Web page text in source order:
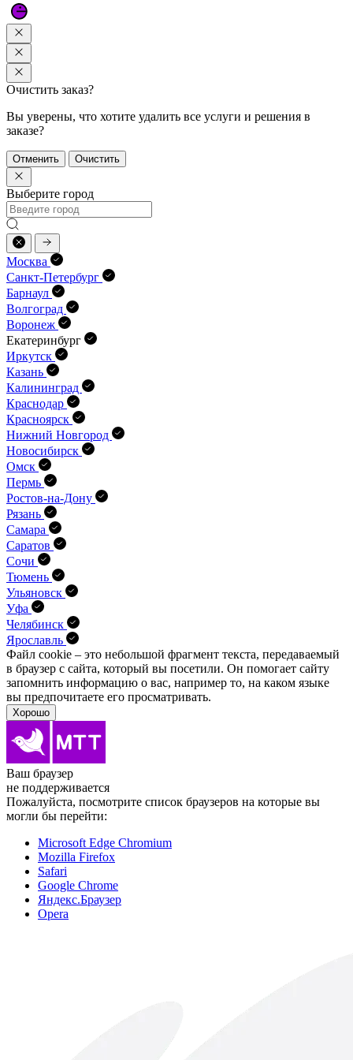
Очистить заказ?
Вы уверены, что хотите удалить все услуги и решения в
заказе?
Отменить Очистить
Выберите город
Москва
Санкт-Петербург
Барнаул
Волгоград
Воронеж
Екатеринбург
Иркутск
Казань
Калининград
Краснодар
Красноярск
Нижний Новгород
Новосибирск
Омск
Пермь
Ростов-на-Дону
Рязань
Самара
Саратов
Сочи
Тюмень
Ульяновск
Уфа
Челябинск
Ярославль
Файл cookie – это небольшой фрагмент текста, передава­емый
в браузер с сайта, который вы посетили. Он помо­гает сайту
запомнить информацию о вас, например то, на каком языке
вы предпочитаете его просматривать.
Хорошо
Ваш браузер
не поддерживается
Пожалуйста, посмотрите список браузеров на которые вы
могли бы перейти:
Microsoft Edge Chromium
Mozilla Firefox
Safari
Google Chrome
Яндекс.Браузер
Opera